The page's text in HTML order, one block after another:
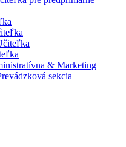
& Marketing
sekcia